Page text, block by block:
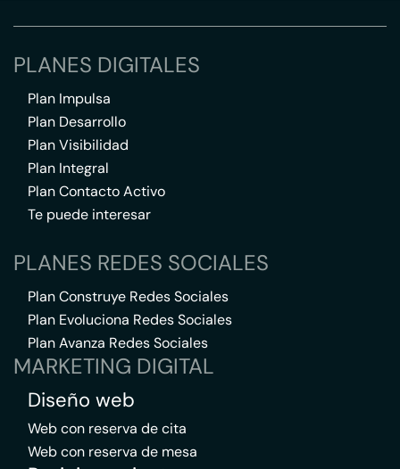
PLANES DIGITALES
Plan Impulsa
Plan Desarrollo
Plan Visibilidad
Plan Integral
Plan Contacto Activo
Te puede interesar
PLANES REDES SOCIALES
Plan Construye Redes Sociales
Plan Evoluciona Redes Sociales
Plan Avanza Redes Sociales
MARKETING DIGITAL
Diseño web
Web con reserva de cita
Web con reserva de mesa